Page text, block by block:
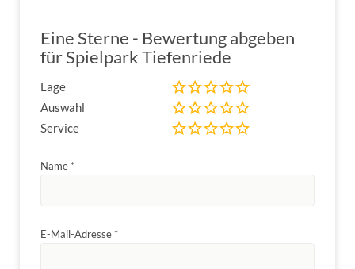
Eine Sterne - Bewertung abgeben
für Spielpark Tiefenriede
Lage
Auswahl
Service
Name *
E-Mail-Adresse *